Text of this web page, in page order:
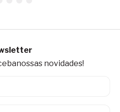
nossas novidades!